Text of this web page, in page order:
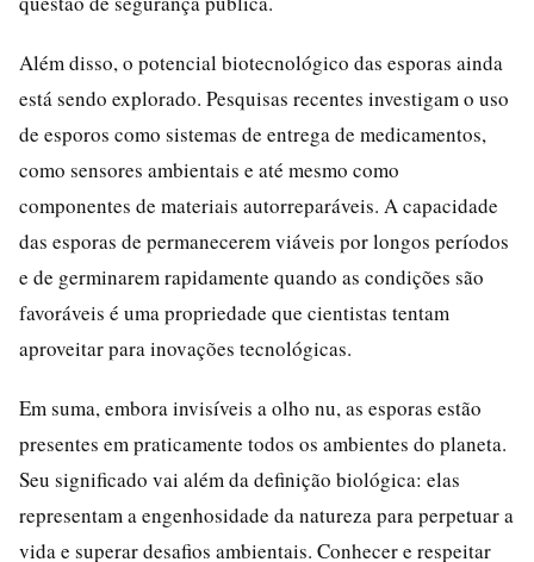
Além disso, o potencial biotecnológico das esporas ainda
está sendo explorado. Pesquisas recentes investigam o uso
de esporos como sistemas de entrega de medicamentos,
como sensores ambientais e até mesmo como
componentes de materiais autorreparáveis. A capacidade
das esporas de permanecerem viáveis por longos períodos
e de germinarem rapidamente quando as condições são
favoráveis é uma propriedade que cientistas tentam
aproveitar para inovações tecnológicas.
Em suma, embora invisíveis a olho nu, as esporas estão
presentes em praticamente todos os ambientes do planeta.
Seu significado vai além da definição biológica: elas
representam a engenhosidade da natureza para perpetuar a
vida e superar desafios ambientais. Conhecer e respeitar